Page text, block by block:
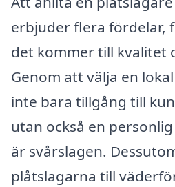
erbjuder flera fördelar,
det kommer till kvalitet
Genom att välja en
inte bara tillgång till
utan också en
är svårslagen.
plåtslagarna till